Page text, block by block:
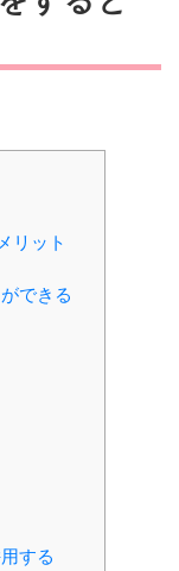
リット
できる
する